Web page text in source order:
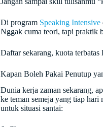
Di program Speaking Intensive
Nggak cuma teori, tapi praktik
Daftar sekarang, kuota terbatas
Kapan Boleh Pakai Penutup
Dunia kerja zaman sekarang,
ke teman semeja yang tiap
untuk situasi santai: